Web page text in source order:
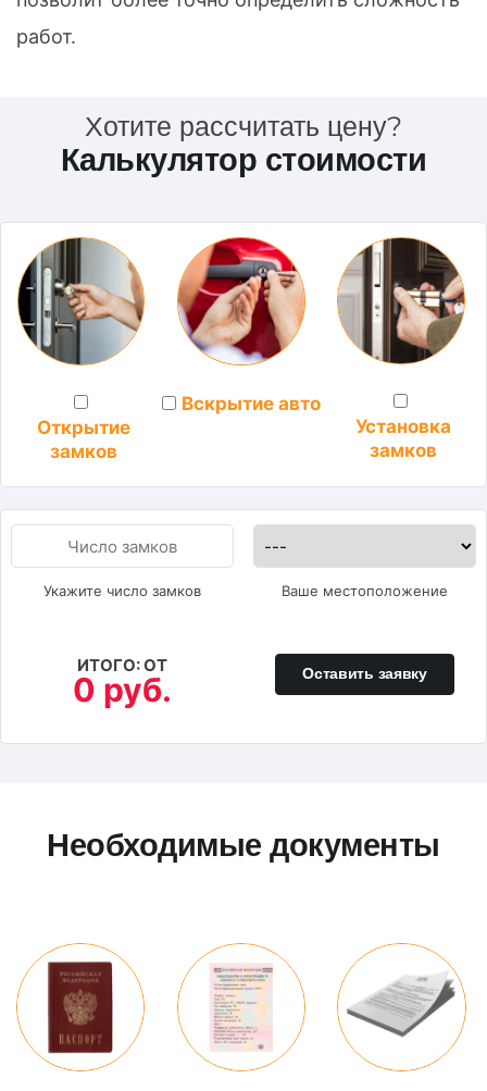
работ.
Хотите рассчитать цену?
Калькулятор стоимости
Открытие
замков
Вскрытие авто
Установка
замков
Укажите число замков Ваше местоположение
ИТОГО: ОТ
0 руб. Оставить заявку
Необходимые документы